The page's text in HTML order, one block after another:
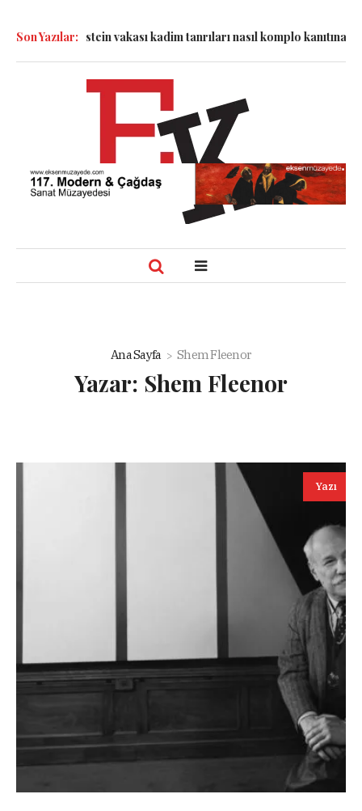
Son Yazılar:Epstein vakası kadim tanrıları nasıl komplo kanıtına
Ana Sayfa Shem Fleenor
Yazar: Shem Fleenor
Yazı